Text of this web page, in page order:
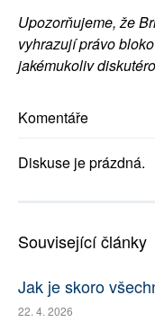
Upozorňujeme, že
vyhrazují právo
jakémukoliv
Komentáře
Diskuse je prázdná.
Související články
Jak je skoro
22. 4. 2026